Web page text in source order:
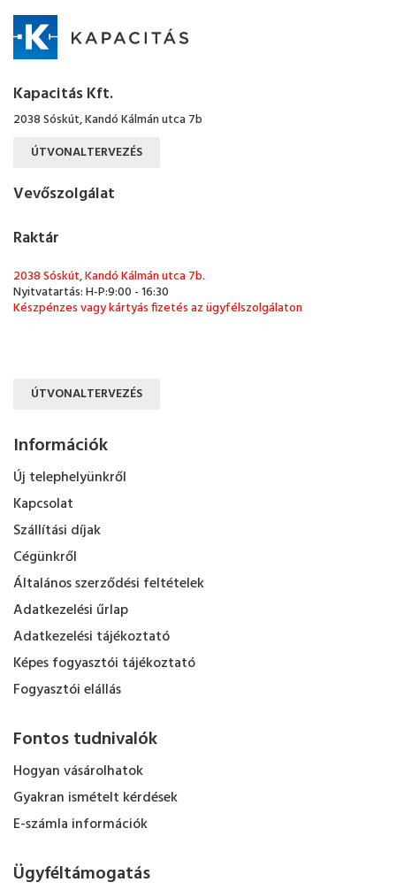
Kapacitás Kft.
2038 Sóskút, Kandó Kálmán utca 7b
ÚTVONALTERVEZÉS
Vevőszolgálat
Raktár
2038 Sóskút, Kandó Kálmán utca 7b.
Nyitvatartás: H-P:9:00 - 16:30
Készpénzes vagy kártyás fizetés az ügyfélszolgálaton
ÚTVONALTERVEZÉS
Információk
Új telephelyünkről
Kapcsolat
Szállítási díjak
Cégünkről
Általános szerződési feltételek
Adatkezelési űrlap
Adatkezelési tájékoztató
Képes fogyasztói tájékoztató
Fogyasztói elállás
Fontos tudnivalók
Hogyan vásárolhatok
Gyakran ismételt kérdések
E-számla információk
Ügyféltámogatás